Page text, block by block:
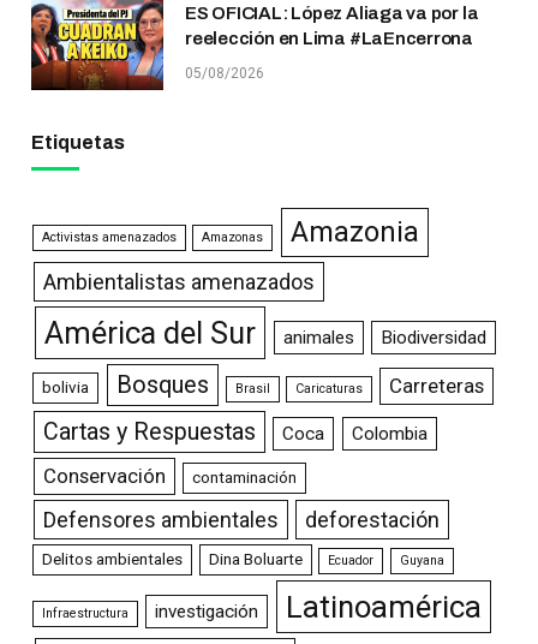
ES OFICIAL: López Aliaga va por la
reelección en Lima #LaEncerrona
05/08/2026
Etiquetas
Activistas amenazados Amazonas Amazonia
Ambientalistas amenazados
América del Sur animales Biodiversidad
bolivia Bosques Brasil Caricaturas Carreteras
Cartas y Respuestas Coca Colombia
Conservación contaminación
Defensores ambientales deforestación
Delitos ambientales Dina Boluarte Ecuador Guyana
Infraestructura investigación Latinoamérica